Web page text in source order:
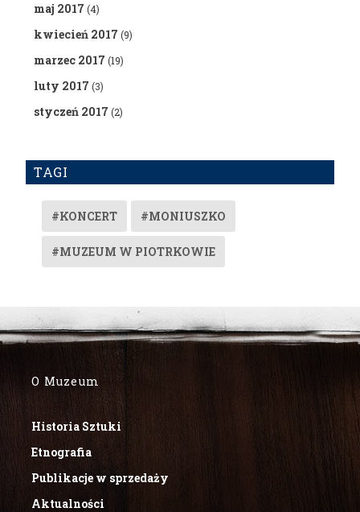
maj 2017 (4)
kwiecień 2017 (9)
marzec 2017 (19)
luty 2017 (3)
styczeń 2017 (2)
TAGI
#KONCERT #MONIUSZKO
#MUZEUM W PIOTRKOWIE
O Muzeum
Historia Sztuki
Etnografia
Publikacje w sprzedaży
Aktualności